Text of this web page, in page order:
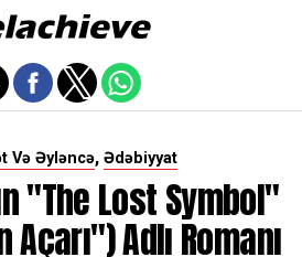
Və Əyləncə, Ədəbiyyat
"The Lost Symbol"
Adlı Romanı